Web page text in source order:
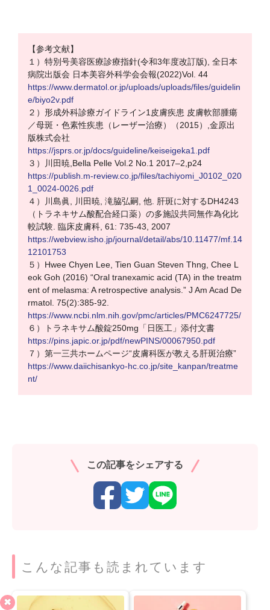
【参考文献】
１）特別号美容医療診療指針(令和3年度改訂版), 全日本
病院出版会 日本美容外科学会会報(2022)Vol. 44
https://www.dermatol.or.jp/uploads/uploads/files/guidelin
e/biyo2v.pdf
２）形成外科診療ガイドライン1皮膚疾患 皮膚軟部腫瘍
／母斑・色素性疾患（レーザー治療）（2015）,金原出
版株式会社
https://jsprs.or.jp/docs/guideline/keiseigeka1.pdf
３）川田暁,Bella Pelle Vol.2 No.1 2017–2,p24
https://publish.m-review.co.jp/files/tachiyomi_J0102_020
1_0024-0026.pdf
４）川島眞, 川田暁, 滝脇弘嗣, 他. 肝斑に対するDH4243
（トラネキサム酸配合経口薬）の多施設共同無作為化比
較試験. 臨床皮膚科, 61: 735-43, 2007
https://webview.isho.jp/journal/detail/abs/10.11477/mf.14
12101753
５）Hwee Chyen Lee, Tien Guan Steven Thng, Chee L
eok Goh (2016) “Oral tranexamic acid (TA) in the treatm
ent of melasma: A retrospective analysis.” J Am Acad De
rmatol. 75(2):385-92.
https://www.ncbi.nlm.nih.gov/pmc/articles/PMC6247725/
６）トラネキサム酸錠250mg「日医工」添付文書
https://pins.japic.or.jp/pdf/newPINS/00067950.pdf
７）第一三共ホームページ“皮膚科医が教える肝斑治療”
https://www.daiichisankyo-hc.co.jp/site_kanpan/treatme
nt/
この記事をシェアする
こんな記事も読まれています